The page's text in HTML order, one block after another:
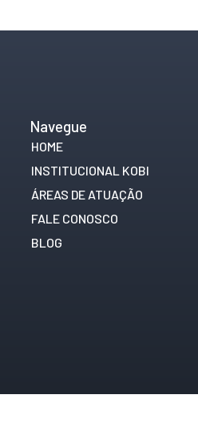
Navegue
HOME
INSTITUCIONAL KOBI
ÁREAS DE ATUAÇÃO
FALE CONOSCO
BLOG